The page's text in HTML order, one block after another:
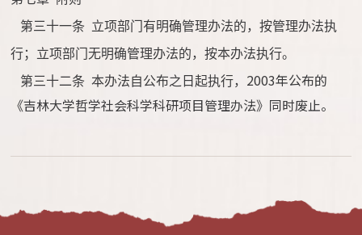
第三十一条 立项部门有明确管理办法的，按管理办法执
行；立项部门无明确管理办法的，按本办法执行。
第三十二条 本办法自公布之日起执行， 2003年公布的
《吉林大学哲学社会科学科研项目管理办法》同时废止。